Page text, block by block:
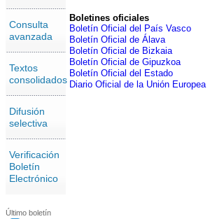
Consulta
avanzada
Textos
consolidados
Difusión
selectiva
Verificación
Boletín
Electrónico
Último boletín
Boletines oficiales
Boletín Oficial del País Vasco
Boletín Oficial de Álava
Boletín Oficial de Bizkaia
Boletín Oficial de Gipuzkoa
Boletín Oficial del Estado
Diario Oficial de la Unión Europea